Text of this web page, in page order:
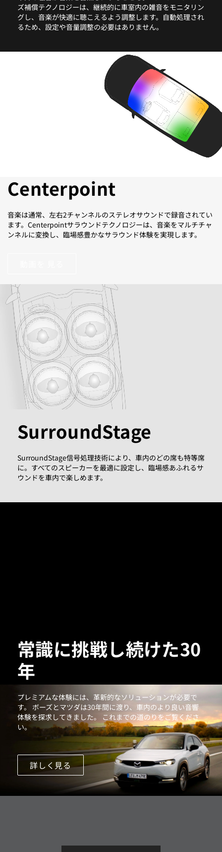
ズ補償テクノロジーは、継続的に車室内の雑音をモニタリン
グし、音楽が快適に聴こえるよう調整します。自動処理され
るため、設定や音量調整の必要はありません。
Centerpoint
音楽は通常、左右2チャンネルのステレオサウンドで録音されてい
ます。Centerpointサラウンドテクノロジーは、音楽をマルチチャ
ンネルに変換し、臨場感豊かなサラウンド体験を実現します。
SurroundStage
SurroundStage信号処理技術により、車内のどの席も特等席
に。すべてのスピーカーを最適に設定し、臨場感あふれるサ
ウンドを車内で楽しめます。
常識に挑戦し続けた30
年
プレミアムな体験には、革新的なソリューションが必要で
す。 ボーズとマツダは30年間に渡り、車内のより良い音響
体験を探求してきました。 これまでの道のりをご覧くださ
い。
詳しく見る